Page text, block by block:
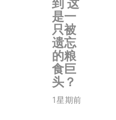
是一
只被
遗忘
的粮
食巨
头？
1星期前